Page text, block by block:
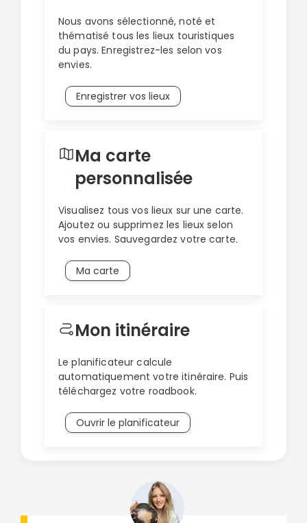
la forêt de Brocéliande. Des villes telles que
Saint-Malo, Rennes ou encore Dinan dévoilent
aussi plusieurs facettes de l’histoire et de
sont de véritables passeports pour découvrir
cette région, en marge de ses cousines
Nous avons sélectionné, noté et
thématisé tous les lieux touristiques
du pays. Enregistrez-les selon vos
envies.
Enregistrer vos lieux
Ma carte
personnalisée
Visualisez tous vos lieux sur une carte.
Ajoutez ou supprimez les lieux selon
vos envies. Sauvegardez votre carte.
Ma carte
Mon itinéraire
Le planificateur calcule
automatiquement votre itinéraire. Puis
téléchargez votre roadbook.
Ouvrir le planificateur